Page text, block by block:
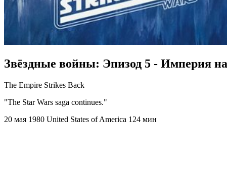
Звёздные войны: Эпизод 5 - Империя
The Empire Strikes Back
"The Star Wars saga continues."
20 мая 1980 United States of America 124 мин